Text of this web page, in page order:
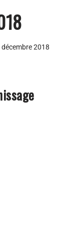
décembre 2018